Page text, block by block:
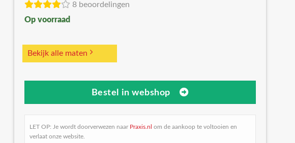
8 beoordelingen
Op voorraad
Bekijk alle maten
Bestel in webshop
LET OP: Je wordt doorverwezen naar Praxis.nl om de aankoop te voltooien en
verlaat onze website.